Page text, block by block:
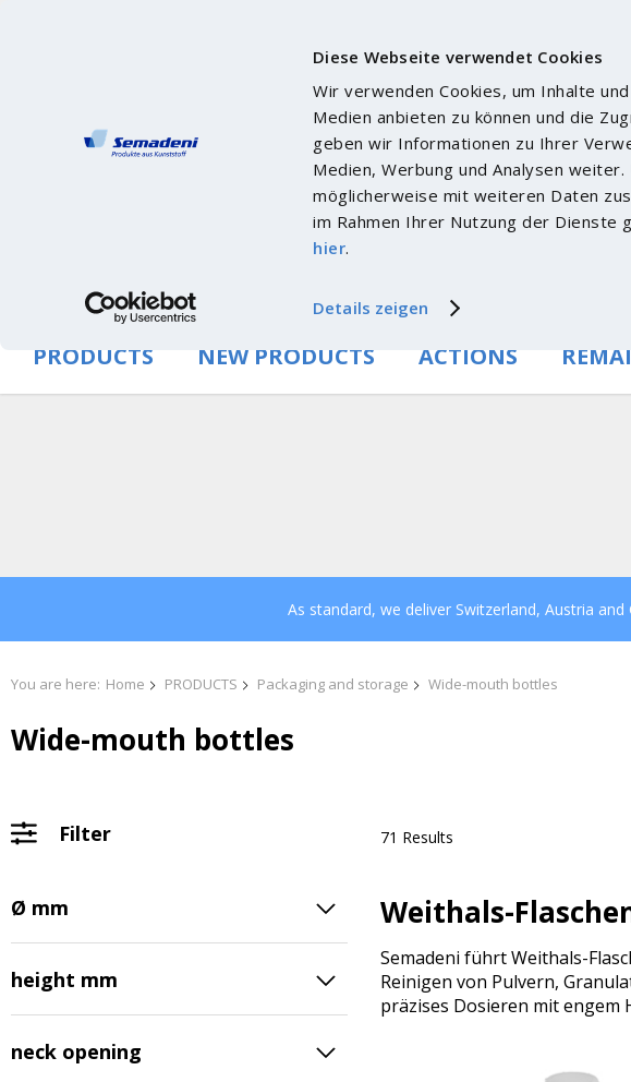
Diese Webseite verwendet Cookies
Wir verwenden Cookies, um Inhalte
Medien anbieten zu können und die
geben wir Informationen zu Ihrer
Medien, Werbung und Analysen
möglicherweise mit weiteren Daten
im Rahmen Ihrer Nutzung der Dienste
hier.
Details zeigen
To the corporate website
PRODUCTS NEW PRODUCTS ACTIONS
As standard, we deliver Switzerland, Austria
You are here: Home PRODUCTS Packaging and storage Wide-mouth bottles
Wide-mouth bottles
Filter
Ø mm
height mm
neck opening
71 Results
Weithals-
Semadeni führt Weithals-
Reinigen von Pulvern,
präzises Dosieren mit engem